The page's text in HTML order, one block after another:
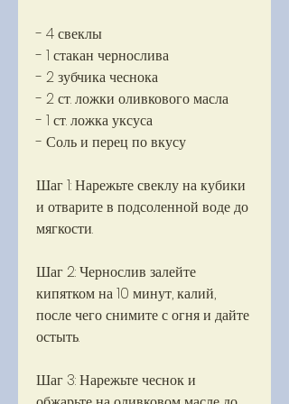
- 4 свеклы
- 1 стакан чернослива
- 2 зубчика чеснока
- 2 ст. ложки оливкового масла
- 1 ст. ложка уксуса
- Соль и перец по вкусу
Шаг 1: Нарежьте свеклу на кубики
и отварите в подсоленной воде до
мягкости.
Шаг 2: Чернослив залейте
кипятком на 10 минут, калий,
после чего снимите с огня и дайте
остыть.
Шаг 3: Нарежьте чеснок и